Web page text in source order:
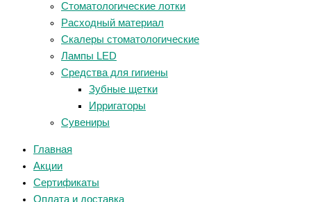
Стоматологические лотки
Расходный материал
Скалеры стоматологические
Лампы LED
Средства для гигиены
Зубные щетки
Ирригаторы
Сувениры
Главная
Акции
Сертификаты
Оплата и доставка